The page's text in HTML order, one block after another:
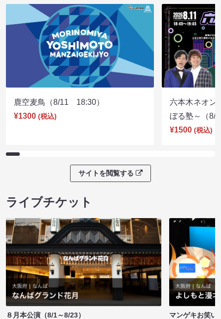
鹿空麦鳥（8/11 18:30）
¥1300 (税込)
六本木ネオン
ぼる塾～（
¥1500 (税込)
サイトを閲覧する
ライブチケット
８月本公演（8/1～8/23）
マンゲキお笑い